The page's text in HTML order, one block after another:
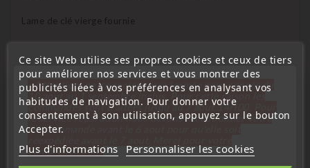
Lame de clé vierge fournie
Affectation véhicules compatibles :
I3
I3S
Ce site Web utilise ses propres cookies et ceux de tiers
pour améliorer nos services et vous montrer des
publicités liées à vos préférences en analysant vos
habitudes de navigation. Pour donner votre
consentement à son utilisation, appuyez sur le bouton
Accepter.
Plus d'informations Personnaliser les cookies
« Attention, notre société sera fermée pour congés du
10 aout au 1 septembre inclus. Pour cette raison les
commandes sont traitées jusqu'au 7 aout 14H00. Pour
le service réparation nous devons réceptionner votre
télécommande avant le 6 aout pour qu'elle soit
compréhension»